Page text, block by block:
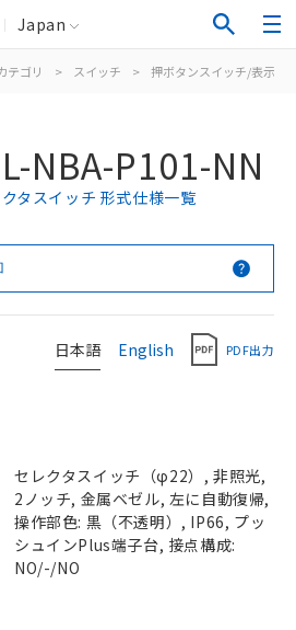
Japan
テゴリ > スイッチ > 押ボタンスイッチ/表示灯
NBA-P101-NN
タスイッチ 形式仕様一覧
日本語 English PDF出力
セレクタスイッチ（φ22）, 非照光,
2ノッチ, 金属ベゼル, 左に自動復帰,
操作部色: 黒（不透明）, IP66, プッ
シュインPlus端子台, 接点構成:
NO/-/NO